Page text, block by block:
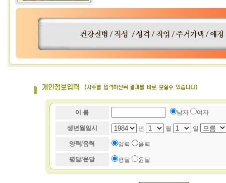
이 름
생년월일시
양력/음력
평달/윤달
남자 여자
년 월 일
양력 음력
평달 윤달